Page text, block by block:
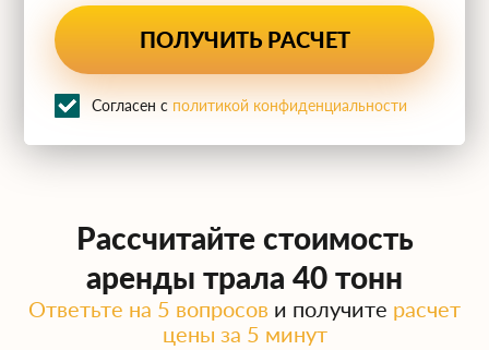
Согласен с политикой конфиденциальности
Рассчитайте стоимость
аренды трала 40 тонн
Ответьте на 5 вопросов и получите расчет
цены за 5 минут